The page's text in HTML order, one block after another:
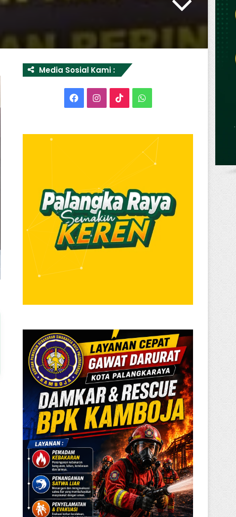
Media Sosial Kami :
FacebookInstagram
TikTokWhatsApp